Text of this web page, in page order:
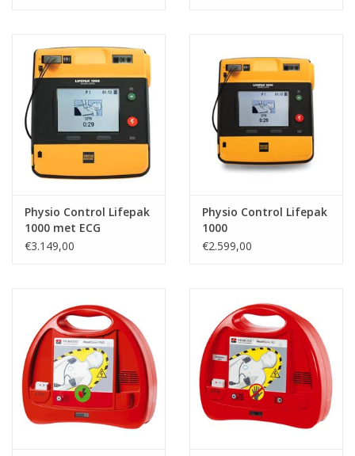
Physio Control Lifepak
1000 met ECG
weergave
€3.149,00
Physio Control Lifepak
1000
€2.599,00